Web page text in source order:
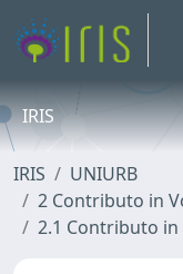
IRIS
IRIS
UNIURB
2 Contributo in
2.1 Contributo